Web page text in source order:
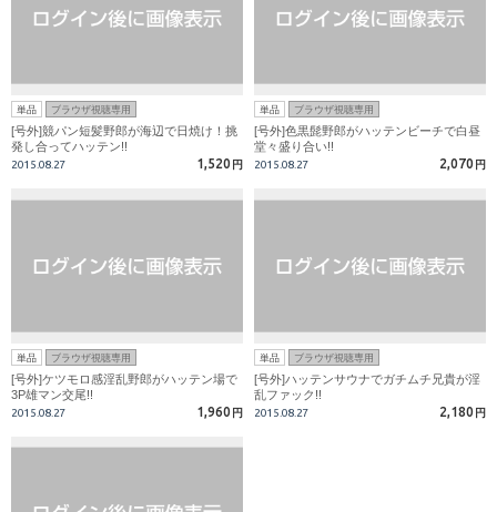
単品 ブラウザ視聴専用
[号外]競パン短髪野郎が海辺で日焼け！挑
発し合ってハッテン!!
2015.08.27 1,520 円
単品 ブラウザ視聴専用
[号外]色黒髭野郎がハッテンビーチで白昼
堂々盛り合い!!
2015.08.27 2,070 円
単品 ブラウザ視聴専用
[号外]ケツモロ感淫乱野郎がハッテン場で
3P雄マン交尾!!
2015.08.27 1,960 円
単品 ブラウザ視聴専用
[号外]ハッテンサウナでガチムチ兄貴が淫
乱ファック!!
2015.08.27 2,180 円